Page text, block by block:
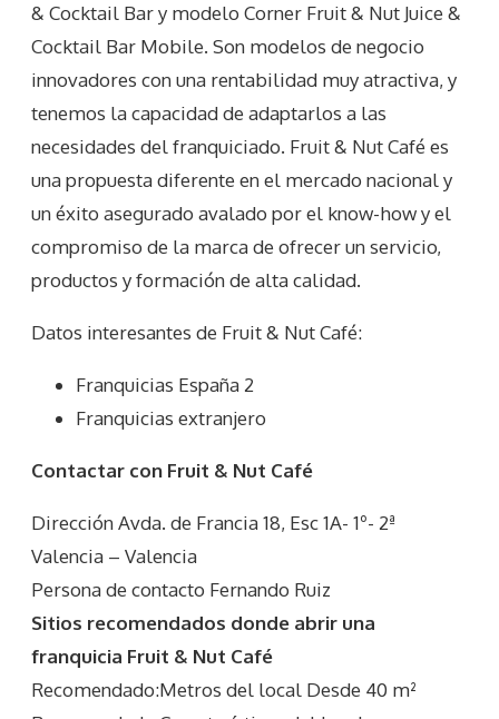
& Cocktail Bar y modelo Corner Fruit & Nut Juice &
Cocktail Bar Mobile. Son modelos de negocio
innovadores con una rentabilidad muy atractiva, y
tenemos la capacidad de adaptarlos a las
necesidades del franquiciado. Fruit & Nut Café es
una propuesta diferente en el mercado nacional y
un éxito asegurado avalado por el know-how y el
compromiso de la marca de ofrecer un servicio,
productos y formación de alta calidad.
Datos interesantes de Fruit & Nut Café:
Franquicias España 2
Franquicias extranjero
Contactar con Fruit & Nut Café
Dirección Avda. de Francia 18, Esc 1A- 1º- 2ª
Valencia – Valencia
Persona de contacto Fernando Ruiz
Sitios recomendados donde abrir una
franquicia Fruit & Nut Café
Recomendado:Metros del local Desde 40 m²